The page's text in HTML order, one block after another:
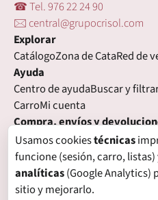
☎ Tel. 976 22 24 90
🖂 central@grupocrisol.com
Explorar
CatálogoZona de CataRed de
Ayuda
Centro de ayudaBuscar y
CarroMi cuenta
Compra, envíos y
Condiciones de compra
Plazos de entrega
Legal
Aviso legalPrivacidad
Usamos cookiestécnicas
funcione (sesión, carro,
analíticas(Google Analytics)
sitio y mejorarlo.